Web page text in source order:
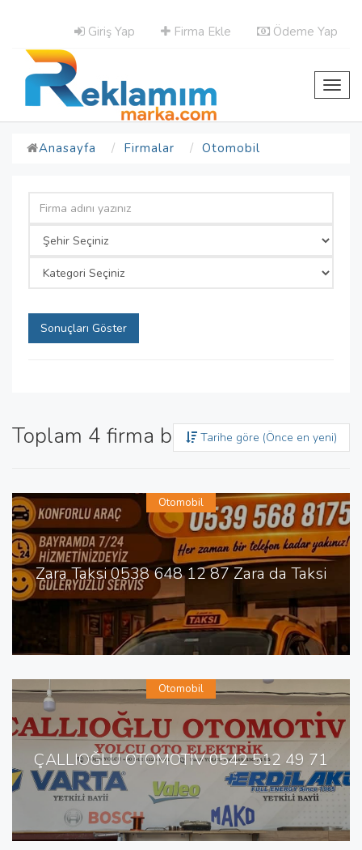
Giriş Yap Firma Ekle Ödeme Yap
Anasayfa Firmalar Otomobil
Sonuçları Göster
Toplam 4 firma bulunduTarihe göre (Önce en yeni)
Zara Taksi 0538 648 12 87 Zara da Taksi
Otomobil
ÇALLIOĞLU OTOMOTİV 0542 512 49 71
Otomobil